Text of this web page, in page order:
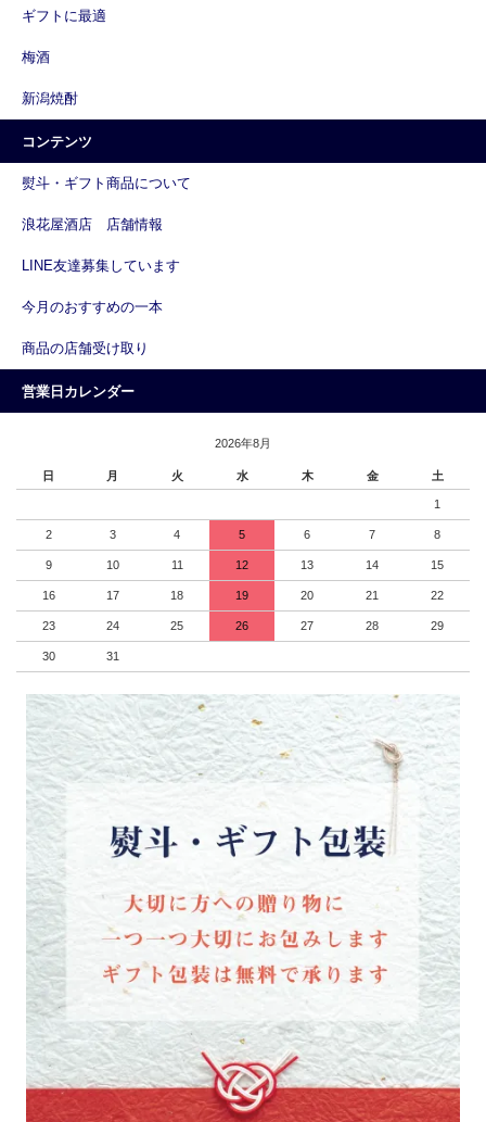
ギフトに最適
梅酒
新潟焼酎
コンテンツ
熨斗・ギフト商品について
浪花屋酒店 店舗情報
LINE友達募集しています
今月のおすすめの一本
商品の店舗受け取り
営業日カレンダー
2026年8月
日 月 火 水 木 金 土
1
2 3 4 5 6 7 8
9 10 11 12 13 14 15
16 17 18 19 20 21 22
23 24 25 26 27 28 29
30 31